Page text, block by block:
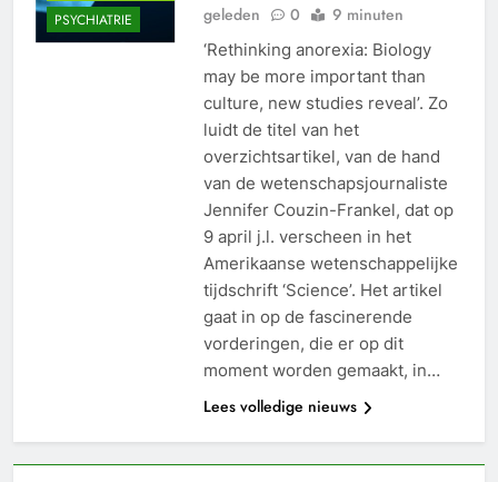
PSYCHIATRIE
geleden
0 9 minuten
‘Rethinking anorexia: Biology
may be more important than
culture, new studies reveal’. Zo
luidt de titel van het
overzichtsartikel, van de hand
van de wetenschapsjournaliste
Jennifer Couzin-Frankel, dat op
9 april j.l. verscheen in het
Amerikaanse wetenschappelijke
tijdschrift ‘Science’. Het artikel
gaat in op de fascinerende
vorderingen, die er op dit
moment worden gemaakt, in…
Lees volledige nieuws